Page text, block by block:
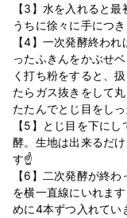
【3】水を入れると
うちに徐々に手につ
【4】一次発酵終わ
ったふきんをかぶせ
く打ち粉をすると、
たらガス抜きをして
たたんでとじ目をしっ
【5】とじ目を下に
酵。生地は出来るだ
す☝
【6】二次発酵が終
を横一直線にいれま
めに4本ずつ入れてい